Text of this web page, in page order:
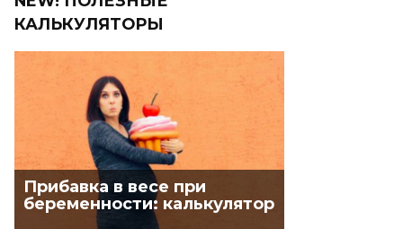
КАЛЬКУЛЯТОРЫ
Прибавка в весе при
беременности: калькулятор